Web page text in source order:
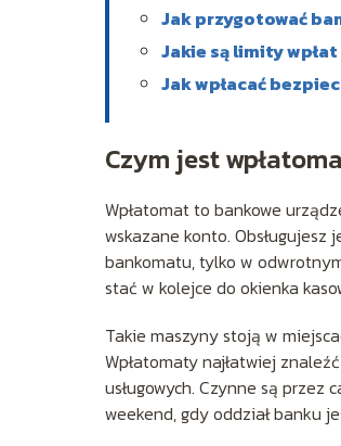
Jak przygotować
Jakie są limity
Jak wpłacać
Czym jest
Wpłatomat to bankowe
wskazane konto.
bankomatu, tylko w
stać w kolejce do okienka
Takie maszyny stoją w
Wpłatomaty najłatwiej
usługowych. Czynne są przez
weekend, gdy oddział banku